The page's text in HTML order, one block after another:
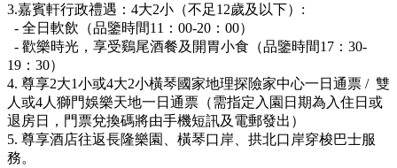
3.嘉賓軒行政禮遇：4大2小（不足12歲及以下）:
- 全日軟飲（品鑒時間11：00-20：00）
- 歡樂時光，享受鷄尾酒餐及開胃小食（品鑒時間17：30-
19：30）
4. 尊享2大1小或4大2小橫琴國家地理探險家中心一日通票 / 雙
人或4人獅門娛樂天地一日通票（需指定入園日期為入住日或
退房日，門票兌換碼將由手機短訊及電郵發出）
5. 尊享酒店往返長隆樂園、橫琴口岸、拱北口岸穿梭巴士服
務。